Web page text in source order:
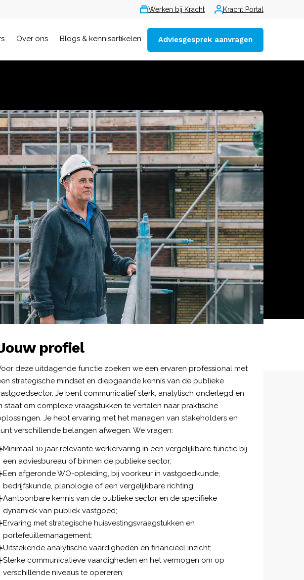
Werken bij Kracht Kracht Portal
Over ons Blogs & kennisartikelen Adviesgesprek aanvragen
profiel
deze uitdagende functie zoeken we een ervaren professional met
strategische mindset en diepgaande kennis van de publieke
Je bent communicatief sterk, analytisch onderlegd en
staat om complexe vraagstukken te vertalen naar praktische
Je hebt ervaring met het managen van stakeholders en
verschillende belangen afwegen. We vragen:
Minimaal 10 jaar relevante werkervaring in een vergelijkbare functie bij
een adviesbureau of binnen de publieke sector;
Een afgeronde WO-opleiding, bij voorkeur in vastgoedkunde,
bedrijfskunde, planologie of een vergelijkbare richting;
Aantoonbare kennis van de publieke sector en de specifieke
dynamiek van publiek vastgoed;
Ervaring met strategische huisvestingsvraagstukken en
portefeuillemanagement;
Uitstekende analytische vaardigheden en financieel inzicht;
Sterke communicatieve vaardigheden en het vermogen om op
verschillende niveaus te opereren;